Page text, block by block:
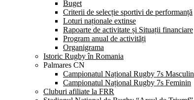
Buget
Criterii de selecție sportivi de performanță
Loturi naționale extinse
Rapoarte de activitate și Situații financiare
Program anual de activități
Organigrama
Istoric Rugby în Romania
Palmares CN
Campionatul Național Rugby 7s Masculin
Campionatul Național Rugby 7s Feminin
Cluburi afiliate la FRR